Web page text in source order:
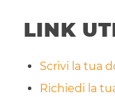
LINK
Scrivi la tua
Richiedi la